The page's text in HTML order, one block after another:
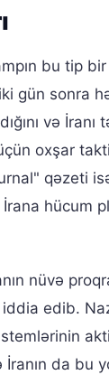
bu tip
gün sonra
və İranı
oxşar
qəzeti isə
hücum
nüvə
edib.
da bu